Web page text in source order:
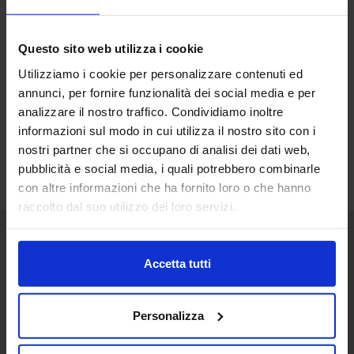
Questo sito web utilizza i cookie
Utilizziamo i cookie per personalizzare contenuti ed
annunci, per fornire funzionalità dei social media e per
analizzare il nostro traffico. Condividiamo inoltre
informazioni sul modo in cui utilizza il nostro sito con i
nostri partner che si occupano di analisi dei dati web,
pubblicità e social media, i quali potrebbero combinarle
con altre informazioni che ha fornito loro o che hanno
raccolto dal suo utilizzo dei loro servizi.
Accetta tutti
Personalizza
Senaf srl
+ 39 051.325511